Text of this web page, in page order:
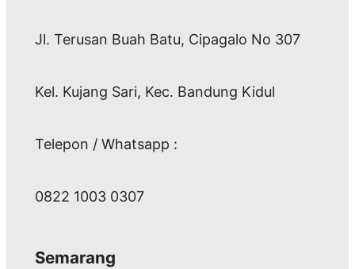
Jl. Terusan Buah Batu, Cipagalo No 307
Kel. Kujang Sari, Kec. Bandung Kidul
Telepon / Whatsapp :
0822 1003 0307
Semarang